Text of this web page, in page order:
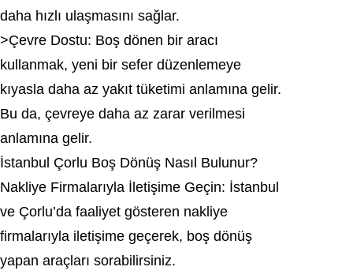
daha hızlı ulaşmasını sağlar.
>Çevre Dostu: Boş dönen bir aracı
kullanmak, yeni bir sefer düzenlemeye
kıyasla daha az yakıt tüketimi anlamına gelir.
Bu da, çevreye daha az zarar verilmesi
anlamına gelir.
İstanbul Çorlu Boş Dönüş Nasıl Bulunur?
Nakliye Firmalarıyla İletişime Geçin: İstanbul
ve Çorlu’da faaliyet gösteren nakliye
firmalarıyla iletişime geçerek, boş dönüş
yapan araçları sorabilirsiniz.